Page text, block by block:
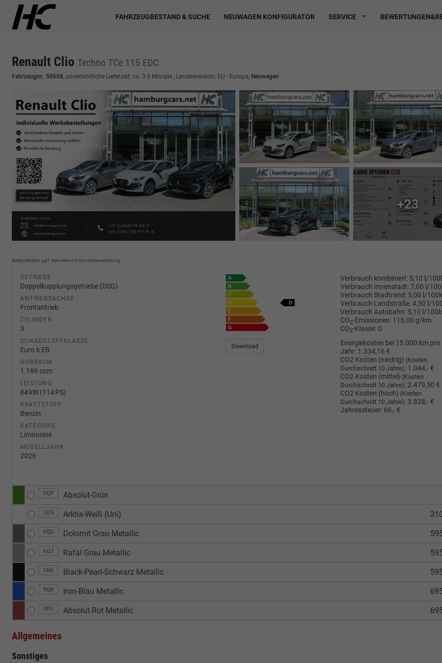
FAHRZEUGBESTAND & SUCHE NEUWAGEN KONFIGURATOR SERVICE
Renault Clio Techno TCe 115 EDC
Fahrzeugnr.: 50658, unverbindliche Lieferzeit: ca. 3-5 Monate , Landesversion: EU - Europa, Neuwagen
+23
Beispielbilder, ggf. teilweise mit Sonderausstattung
GETRIEBE
Doppelkupplungsgetriebe (DSG)
ANTRIEBSACHSE
Frontantrieb
ZYLINDER
3
SCHADSTOFFKLASSE
Euro 6 EB
HUBRAUM
1.199 ccm
LEISTUNG
84 kW (114 PS)
KRAFTSTOFF
Benzin
KATEGORIE
Limousine
MODELLJAHR
2026
Verbrauch kombiniert: 5,10 l/
Verbrauch Innenstadt:7,00 l/
Verbrauch Stadtrand: 5,00 l/
Verbrauch Landstraße:4,30 l/
Verbrauch Autobahn: 5,10 l/
CO2-Emissionen: 116,00 g/km
CO2-Klasse: D
Download
Energiekosten bei 15.000 km pro
Jahr: 1.334,16 €
CO2 Kosten (niedrig) (Kosten
Durchschnitt 10 Jahre): 1.044,- €
CO2 Kosten (mittel) (Kosten
Durchschnitt 10 Jahre): 2.479,50 €
CO2 Kosten (hoch) (Kosten
Durchschnitt 10 Jahre): 3.828,- €
Jahressteuer: 66,- €
DQP Absolut-Grün
369 Arktis-Weiß (Uni)
KQG Dolomit Grau Metallic
KQJ Rafal Grau Metallic
GNE Black-Pearl-Schwarz Metallic
RQH Iron-Blau Metallic
NPU Absolut-Rot Metallic
Allgemeines
Sonstiges